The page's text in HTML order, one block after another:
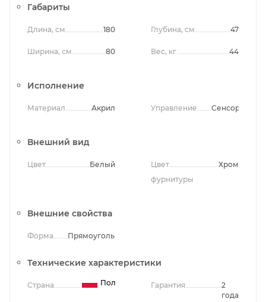
Габариты
Длина, см 180
Ширина, см 80
Глубина, см 47
Вес, кг 44
Исполнение
Материал Акрил Управление Сенсорное
Внешний вид
Цвет Белый
Цвет
фурнитуры
Хром
Внешние свойства
Форма Прямоугольная
Технические характеристики
Страна Польша Гарантия
2
года